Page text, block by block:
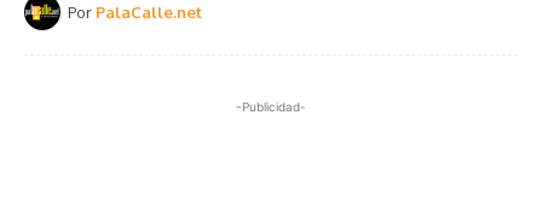
Por PalaCalle.net
-Publicidad-